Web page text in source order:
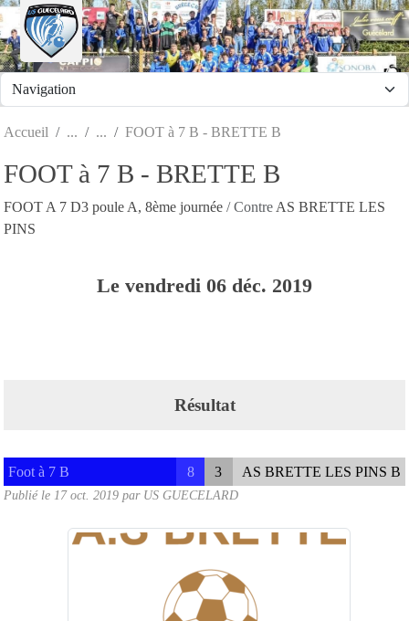
Accueil FOOT à 7 B - BRETTE B
FOOT à 7 B - BRETTE B
FOOT A 7 D3 poule A, 8ème journée / Contre AS BRETTE LES
PINS
Le vendredi 06 déc. 2019
Résultat
Foot à 7 B 8 3 AS BRETTE LES PINS B
Publié le 17 oct. 2019 par US GUECELARD
Panneau de gestion des cookies